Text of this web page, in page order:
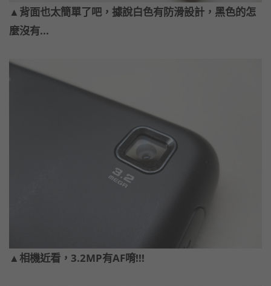
▲背面也太簡單了吧，據說白色有防滑設計，黑色的怎
麼沒有...
▲相機近看，3.2MP有AF唷!!!